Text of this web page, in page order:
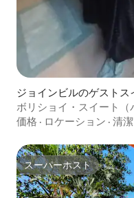
ジョインビルのゲストス
ボリショイ・スイート（
価格 · ロケーション · 清
スーパーホスト
スーパーホスト